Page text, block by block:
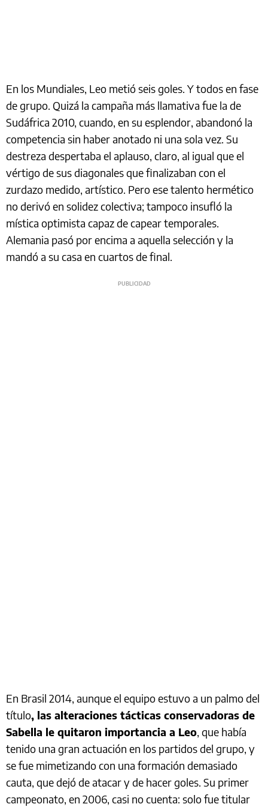
En los Mundiales, Leo metió seis goles. Y todos en fase
de grupo. Quizá la campaña más llamativa fue la de
Sudáfrica 2010, cuando, en su esplendor, abandonó la
competencia sin haber anotado ni una sola vez. Su
destreza despertaba el aplauso, claro, al igual que el
vértigo de sus diagonales que finalizaban con el
zurdazo medido, artístico. Pero ese talento hermético
no derivó en solidez colectiva; tampoco insufló la
mística optimista capaz de capear temporales.
Alemania pasó por encima a aquella selección y la
mandó a su casa en cuartos de final.
En Brasil 2014, aunque el equipo estuvo a un palmo del
título, las alteraciones tácticas conservadoras de
Sabella le quitaron importancia a Leo, que había
tenido una gran actuación en los partidos del grupo, y
se fue mimetizando con una formación demasiado
cauta, que dejó de atacar y de hacer goles. Su primer
campeonato, en 2006, casi no cuenta: solo fue titular